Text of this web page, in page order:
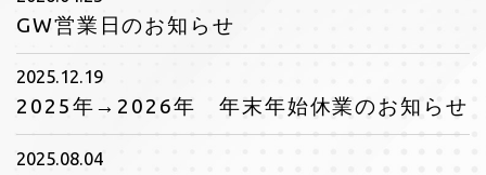
GW営業日のお知らせ
2025.12.19
2025年→2026年 年末年始休業のお知らせ
2025.08.04